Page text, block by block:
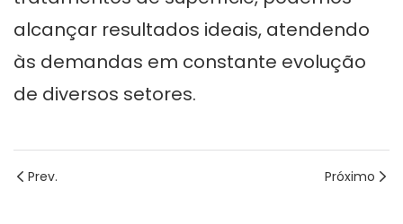
alcançar resultados ideais, atendendo
às demandas em constante evolução
de diversos setores.
Prev. Próximo